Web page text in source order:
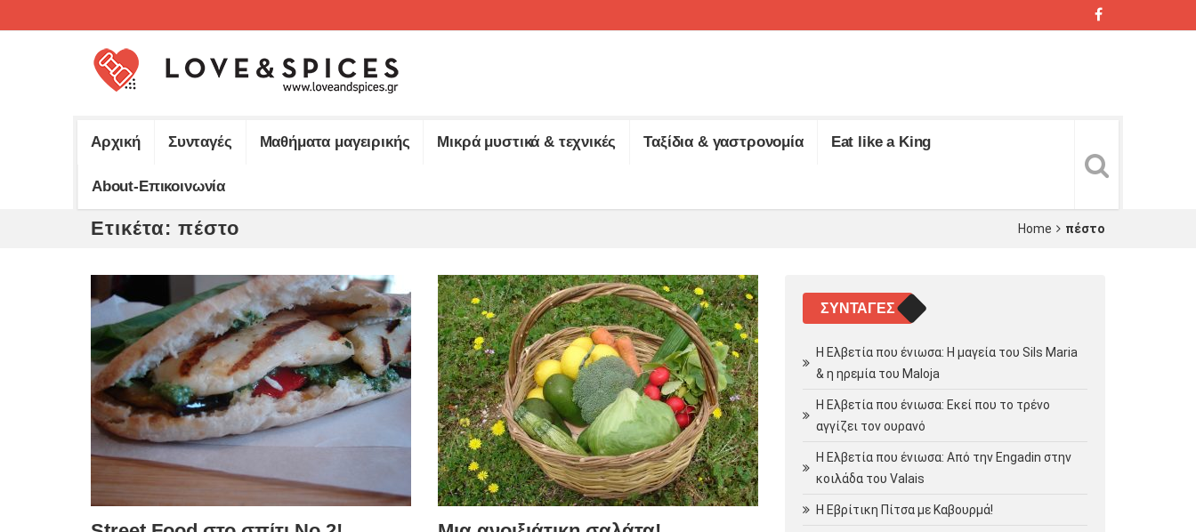
Αρχική Συνταγές Μαθήματα μαγειρικής Μικρά μυστικά & τεχνικές Ταξίδια & γαστρονομία Eat like a King
About-Επικοινωνία
Ετικέτα: πέστο Home πέστο
ΣΥΝΤΑΓΈΣ
Η Ελβετία που ένιωσα: Η μαγεία του Sils Maria
& η ηρεμία του Maloja
Η Ελβετία που ένιωσα: Εκεί που το τρένο
αγγίζει τον ουρανό
Η Ελβετία που ένιωσα: Από την Engadin στην
κοιλάδα του Valais
Η Εβρίτικη Πίτσα με Καβουρμά!